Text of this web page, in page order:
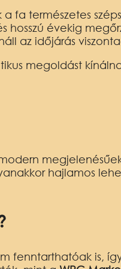
fa természetes
hosszú évekig
az időjárás
megoldást
hajlamos
fenntarthatóak is,